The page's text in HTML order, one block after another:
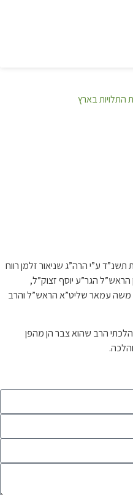
ע”י הרה”ג שניאור זלמן רווח
הגר”ע יוסף זצוק”ל,
משה עמאר שליט”א הראש”ל והרב
הרב שהוא צבר הן מהפן